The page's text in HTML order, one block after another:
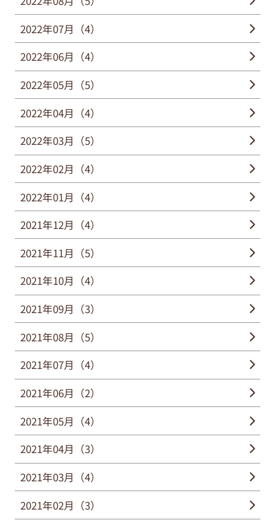
2022年07月（4）
2022年06月（4）
2022年05月（5）
2022年04月（4）
2022年03月（5）
2022年02月（4）
2022年01月（4）
2021年12月（4）
2021年11月（5）
2021年10月（4）
2021年09月（3）
2021年08月（5）
2021年07月（4）
2021年06月（2）
2021年05月（4）
2021年04月（3）
2021年03月（4）
2021年02月（3）